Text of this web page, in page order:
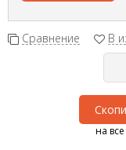
Сравнение В
на